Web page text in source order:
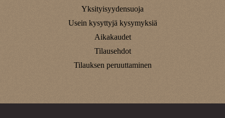
Yksityisyydensuoja
Usein kysyttyjä kysymyksiä
Aikakaudet
Tilausehdot
Tilauksen peruuttaminen